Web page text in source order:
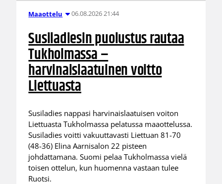
Maaottelu 06.08.2026 21:44
Susiladiesin puolustus rautaa
Tukholmassa –
harvinaislaatuinen voitto
Liettuasta
Susiladies nappasi harvinaislaatuisen voiton
Liettuasta Tukholmassa pelatussa maaottelussa.
Susiladies voitti vakuuttavasti Liettuan 81-70
(48-36) Elina Aarnisalon 22 pisteen
johdattamana. Suomi pelaa Tukholmassa vielä
toisen ottelun, kun huomenna vastaan tulee
Ruotsi.